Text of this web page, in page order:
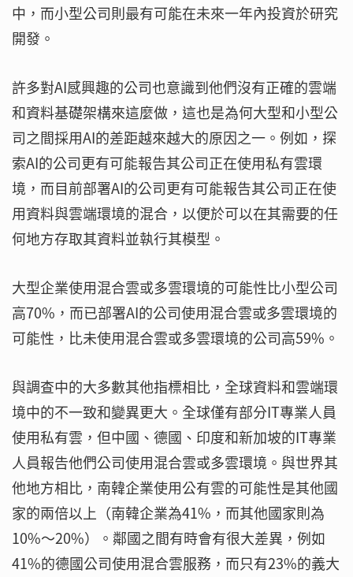
中，而小型公司則最有可能在未來一年內投資於研究
開發。
許多對AI感興趣的公司也意識到他們沒有正確的雲端
和資料基礎架構來這麼做，這也是為何大型和小型公
司之間採用AI的差距越來越大的原因之一。例如，探
索AI的公司更有可能報告其公司正在使用私有雲環
境，而目前部署AI的公司更有可能報告其公司正在使
用資料與雲端環境的混合，以便於可以在其需要的任
何地方存取其資料並執行其模型。
大型企業使用混合雲或多雲環境的可能性比小型公司
高70%，而已部署AI的公司使用混合雲或多雲環境的
可能性，比未使用混合雲或多雲環境的公司高59%。
與調查中的大多數其他指標相比，全球資料和雲端環
境中的不一致和變異更大。全球僅有部分IT專業人員
使用私有雲，但中國、德國、印度和新加坡的IT專業
人員報告他們公司使用混合雲或多雲環境。與世界其
他地方相比，南韓企業使用公有雲的可能性是其他國
家的兩倍以上（南韓企業為41%，而其他國家則為
10%～20%）。鄰國之間有時會有很大差異，例如
41%的德國公司使用混合雲服務，而只有23%的義大